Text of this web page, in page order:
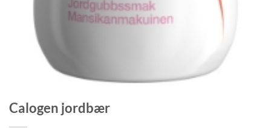
Calogen jordbær